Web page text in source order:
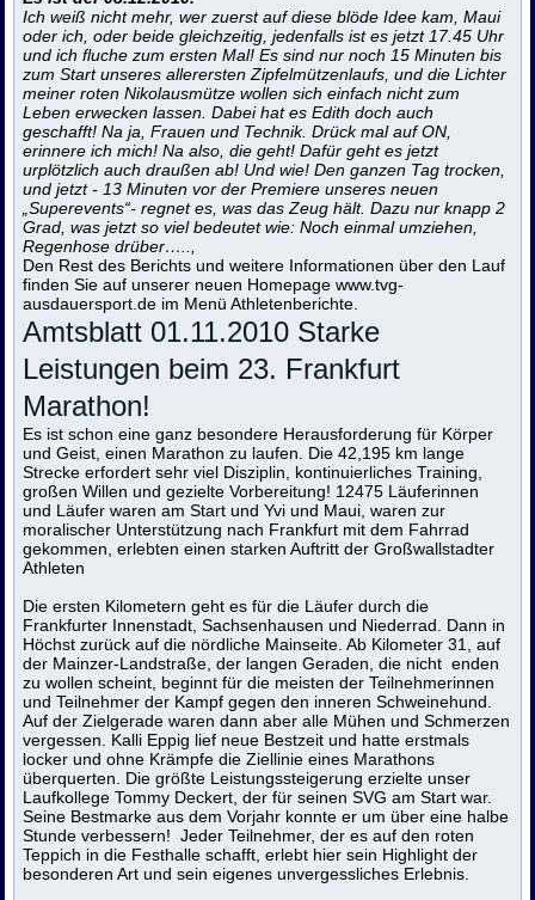
Ich weiß nicht mehr, wer zuerst auf diese blöde Idee kam, Maui
oder ich, oder beide gleichzeitig, jedenfalls ist es jetzt 17.45 Uhr
und ich fluche zum ersten Mal! Es sind nur noch 15 Minuten bis
zum Start unseres allerersten Zipfelmützenlaufs, und die Lichter
meiner roten Nikolausmütze wollen sich einfach nicht zum
Leben erwecken lassen. Dabei hat es Edith doch auch
geschafft! Na ja, Frauen und Technik. Drück mal auf ON,
erinnere ich mich! Na also, die geht! Dafür geht es jetzt
urplötzlich auch draußen ab! Und wie! Den ganzen Tag trocken,
und jetzt - 13 Minuten vor der Premiere unseres neuen
„Superevents“- regnet es, was das Zeug hält. Dazu nur knapp 2
Grad, was jetzt so viel bedeutet wie: Noch einmal umziehen,
Regenhose drüber…..,
Den Rest des Berichts und weitere Informationen über den Lauf
finden Sie auf unserer neuen Homepagewww.tvg-
ausdauersport.de im Menü Athletenberichte.
Amtsblatt 01.11.2010 Starke
Leistungen beim 23. Frankfurt
Marathon!
Es ist schon eine ganz besondere Herausforderung für Körper
und Geist, einen Marathon zu laufen. Die 42,195 km lange
Strecke erfordert sehr viel Disziplin, kontinuierliches Training,
großen Willen und gezielte Vorbereitung! 12475 Läuferinnen
und Läufer waren am Start und Yvi und Maui, waren zur
moralischer Unterstützung nach Frankfurt mit dem Fahrrad
gekommen, erlebten einen starken Auftritt der Großwallstadter
Athleten
Die ersten Kilometern geht es für die Läufer durch die
Frankfurter Innenstadt, Sachsenhausen und Niederrad. Dann in
Höchst zurück auf die nördliche Mainseite. Ab Kilometer 31, auf
der Mainzer-Landstraße, der langen Geraden, die nicht enden
zu wollen scheint, beginnt für die meisten der Teilnehmerinnen
und Teilnehmer der Kampf gegen den inneren Schweinehund.
Auf der Zielgerade waren dann aber alle Mühen und Schmerzen
vergessen. Kalli Eppig lief neue Bestzeit und hatte erstmals
locker und ohne Krämpfe die Ziellinie eines Marathons
überquerten. Die größte Leistungssteigerung erzielte unser
Laufkollege Tommy Deckert, der für seinen SVG am Start war.
Seine Bestmarke aus dem Vorjahr konnte er um über eine halbe
Stunde verbessern! Jeder Teilnehmer, der es auf den roten
Teppich in die Festhalle schafft, erlebt hier sein Highlight der
besonderen Art und sein eigenes unvergessliches Erlebnis.